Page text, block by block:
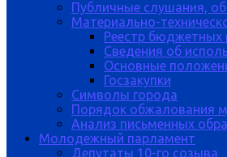
Публичные слушания,
Материально-
Реестр бюджетных
Сведения об
Основные
Госзакупки
Символы города
Порядок обжалования
Анализ письменных
Молодежный парламент
Депутаты 10-го созыва